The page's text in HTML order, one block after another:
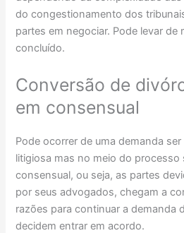
do congestionamento dos
partes em negociar. Pode levar de
concluído.
Conversão de
em consensual
Pode ocorrer de uma demanda
litigiosa mas no meio do processo
consensual, ou seja, as partes
por seus advogados, chegam a
razões para continuar a demanda
decidem entrar em acordo.